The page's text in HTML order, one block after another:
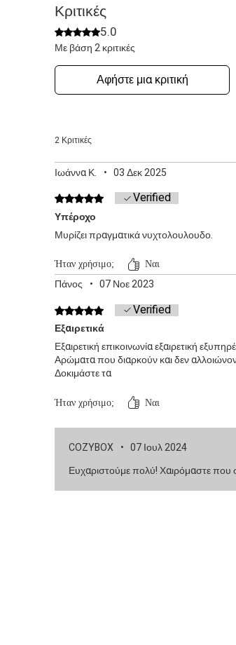
Κριτικές
Βαθμολογήθηκε με 5 από 5 αστέρια.
5.0
Με βάση 2 κριτικές
Αφήστε μια κριτική
2 Κριτικές
Ιωάννα Κ. • 03 Δεκ 2025
Βαθμολογήθηκε με 5 από 5 αστέρια.
Verified
Υπέροχο
Μυρίζει πραγματικά νυχτολουλουδο.
Ήταν χρήσιμο; Ναι
Πάνος • 07 Νοε 2023
Βαθμολογήθηκε με 5 από 5 αστέρια.
Verified
Εξαιρετικά
Εξαιρετική επικοινωνία εξαιρετική
Αρώματα που διαρκούν και δεν
Δοκιμάστε τα
Ήταν χρήσιμο; Ναι
COZYBOX • 07 Ιουλ 2024
Ευχαριστούμε πολύ! Χαιρόμαστε που